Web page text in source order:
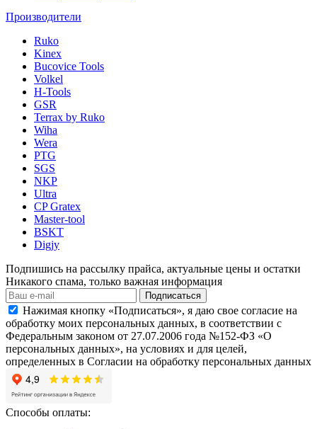
Производители
Ruko
Kinex
Bucovice Tools
Volkel
H-Tools
GSR
Terrax by Ruko
Wiha
Wera
PTG
SGS
NKP
Ultra
CP Gratex
Master-tool
BSKT
Digjy
Подпишись на рассылку прайса, актуальные цены и остатки
Никакого спама, только важная информация
Подписаться
Нажимая кнопку «Подписаться», я даю свое согласие на
обработку моих персональных данных, в соответствии с
Федеральным законом от 27.07.2006 года №152-ФЗ «О
персональных данных», на условиях и для целей,
определенных в Согласии на обработку персональных данных
Способы оплаты: